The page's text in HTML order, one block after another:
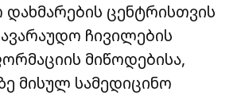
დახმარების ცენტრისთვის
ჩივილების
მიწოდებისა,
მისულ სამედიცინო